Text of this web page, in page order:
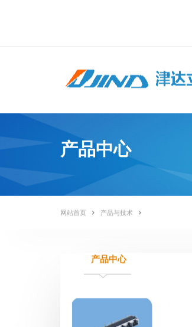
产品中心
网站首页 产品与技术
产品中心